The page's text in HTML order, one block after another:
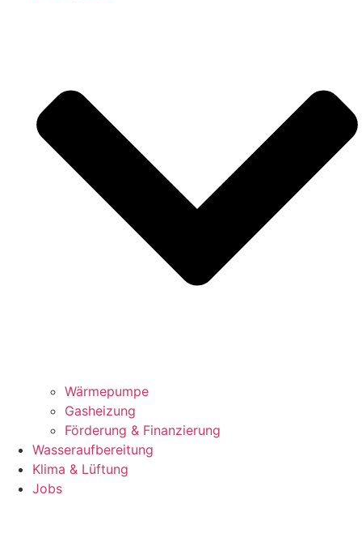
Wärmepumpe
Gasheizung
Förderung & Finanzierung
Wasseraufbereitung
Klima & Lüftung
Jobs